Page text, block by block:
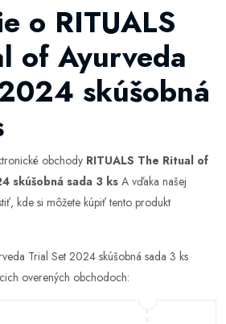
o RITUALS
of Ayurveda
skúšobná
obchody RITUALS The Ritual of
skúšobná sada 3 ks A vďaka našej
kde si môžete kúpiť tento produkt
Trial Set 2024 skúšobná sada 3 ks
overených obchodoch: